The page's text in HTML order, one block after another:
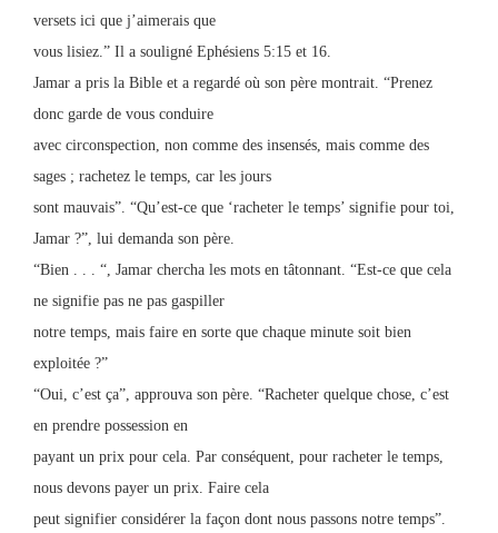
versets ici que j’aimerais que
vous lisiez.” Il a souligné Ephésiens 5:15 et 16.
Jamar a pris la Bible et a regardé où son père montrait. “Prenez
donc garde de vous conduire
avec circonspection, non comme des insensés, mais comme des
sages ; rachetez le temps, car les jours
sont mauvais”. “Qu’est-ce que ‘racheter le temps’ signifie pour toi,
Jamar ?”, lui demanda son père.
“Bien . . . “, Jamar chercha les mots en tâtonnant. “Est-ce que cela
ne signifie pas ne pas gaspiller
notre temps, mais faire en sorte que chaque minute soit bien
exploitée ?”
“Oui, c’est ça”, approuva son père. “Racheter quelque chose, c’est
en prendre possession en
payant un prix pour cela. Par conséquent, pour racheter le temps,
nous devons payer un prix. Faire cela
peut signifier considérer la façon dont nous passons notre temps”.